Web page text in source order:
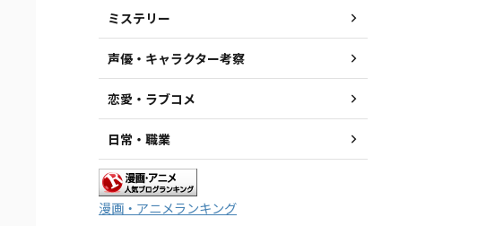
ミステリー
声優・キャラクター考察
恋愛・ラブコメ
日常・職業
漫画・アニメランキング